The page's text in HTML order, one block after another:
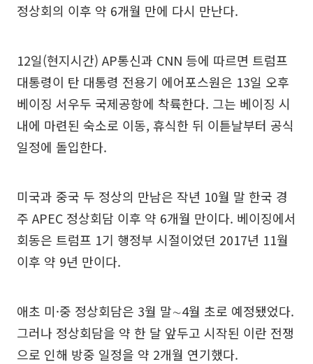
정상회의 이후 약 6개월 만에 다시 만난다.
12일(현지시간) AP통신과 CNN 등에 따르면 트럼프
대통령이 탄 대통령 전용기 에어포스원은 13일 오후
베이징 서우두 국제공항에 착륙한다. 그는 베이징 시
내에 마련된 숙소로 이동, 휴식한 뒤 이튿날부터 공식
일정에 돌입한다.
미국과 중국 두 정상의 만남은 작년 10월 말 한국 경
주 APEC 정상회담 이후 약 6개월 만이다. 베이징에서
회동은 트럼프 1기 행정부 시절이었던 2017년 11월
이후 약 9년 만이다.
애초 미·중 정상회담은 3월 말∼4월 초로 예정됐었다.
그러나 정상회담을 약 한 달 앞두고 시작된 이란 전쟁
으로 인해 방중 일정을 약 2개월 연기했다.